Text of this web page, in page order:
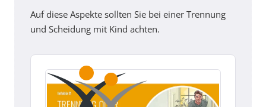
Auf diese Aspekte sollten Sie bei einer Trennung
und Scheidung mit Kind achten.